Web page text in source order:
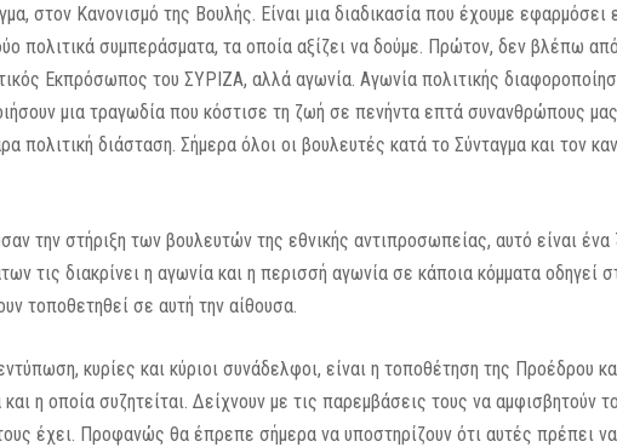
στον Κανονισμό της Βουλής. Είναι μια διαδικασία που έχουμε
πολιτικά συμπεράσματα, τα οποία αξίζει να δούμε. Πρώτον, δεν βλέπω
Εκπρόσωπος του ΣΥΡΙΖΑ, αλλά αγωνία. Αγωνία πολιτικής
μια τραγωδία που κόστισε τη ζωή σε πενήντα επτά συνανθρώπους
πολιτική διάσταση. Σήμερα όλοι οι βουλευτές κατά το Σύνταγμα και τον
την στήριξη των βουλευτών της εθνικής αντιπροσωπείας, αυτό είναι
τις διακρίνει η αγωνία και η περισσή αγωνία σε κάποια κόμματα
τοποθετηθεί σε αυτή την αίθουσα.
κυρίες και κύριοι συνάδελφοι, είναι η τοποθέτηση της Προέδρου
η οποία συζητείται. Δείχνουν με τις παρεμβάσεις τους να αμφισβητούν
έχει. Προφανώς θα έπρεπε σήμερα να υποστηρίζουν ότι αυτές πρέπει